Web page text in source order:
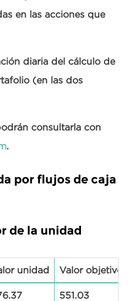
en las acciones que
diaria del cálculo de
(en las dos
consultarla con
.
por flujos de caja
de la unidad
unidad Valor objetivo
551.03